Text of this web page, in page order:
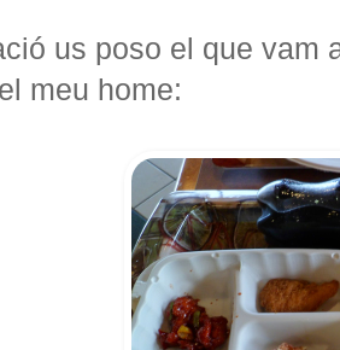
us poso el que vam
meu home: